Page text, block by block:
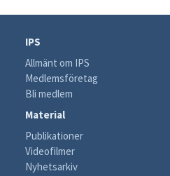
IPS
Allmänt om IPS
Medlemsföretag
Bli medlem
Material
Publikationer
Videofilmer
Nyhetsarkiv